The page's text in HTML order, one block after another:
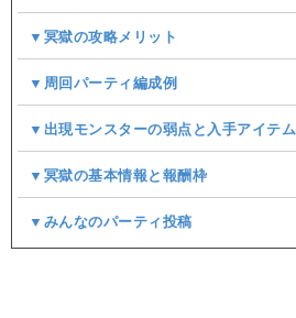
▼冥獄の攻略メリット
▼周回パーティ編成例
▼出現モンスターの弱点と入手アイテム
▼冥獄の基本情報と報酬枠
▼みんなのパーティ投稿